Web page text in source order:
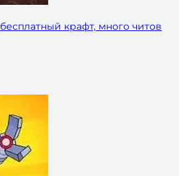
крафт, много читов